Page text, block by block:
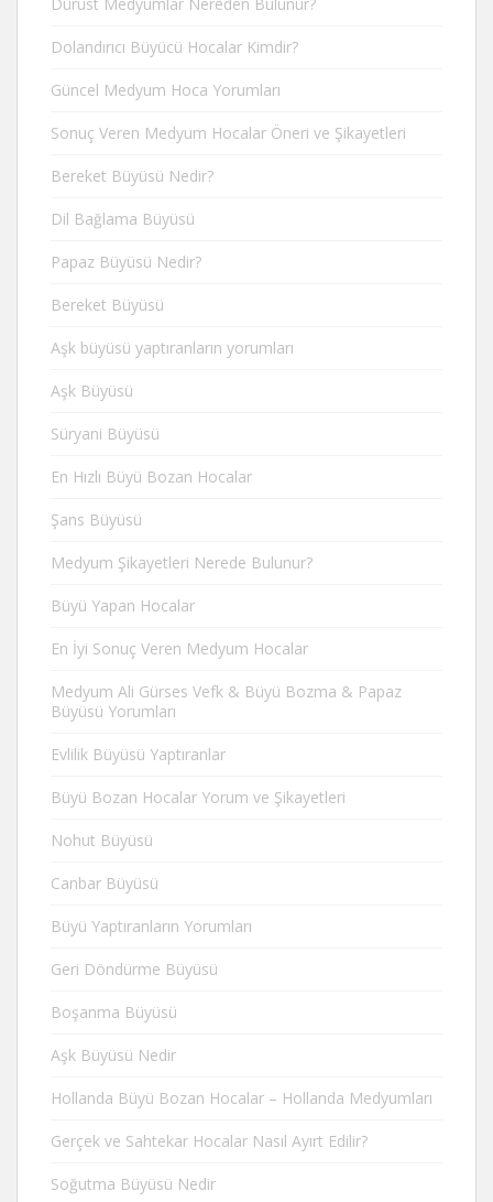
Dolandırıcı Büyücü Hocalar Kimdir?
Güncel Medyum Hoca Yorumları
Sonuç Veren Medyum Hocalar Öneri ve Şikayetleri
Bereket Büyüsü Nedir?
Dil Bağlama Büyüsü
Papaz Büyüsü Nedir?
Bereket Büyüsü
Aşk büyüsü yaptıranların yorumları
Aşk Büyüsü
Süryani Büyüsü
En Hızlı Büyü Bozan Hocalar
Şans Büyüsü
Medyum Şikayetleri Nerede Bulunur?
Büyü Yapan Hocalar
En İyi Sonuç Veren Medyum Hocalar
Medyum Ali Gürses Vefk & Büyü Bozma & Papaz
Büyüsü Yorumları
Evlilik Büyüsü Yaptıranlar
Büyü Bozan Hocalar Yorum ve Şikayetleri
Nohut Büyüsü
Canbar Büyüsü
Büyü Yaptıranların Yorumları
Geri Döndürme Büyüsü
Boşanma Büyüsü
Aşk Büyüsü Nedir
Hollanda Büyü Bozan Hocalar – Hollanda Medyumları
Gerçek ve Sahtekar Hocalar Nasıl Ayırt Edilir?
Soğutma Büyüsü Nedir